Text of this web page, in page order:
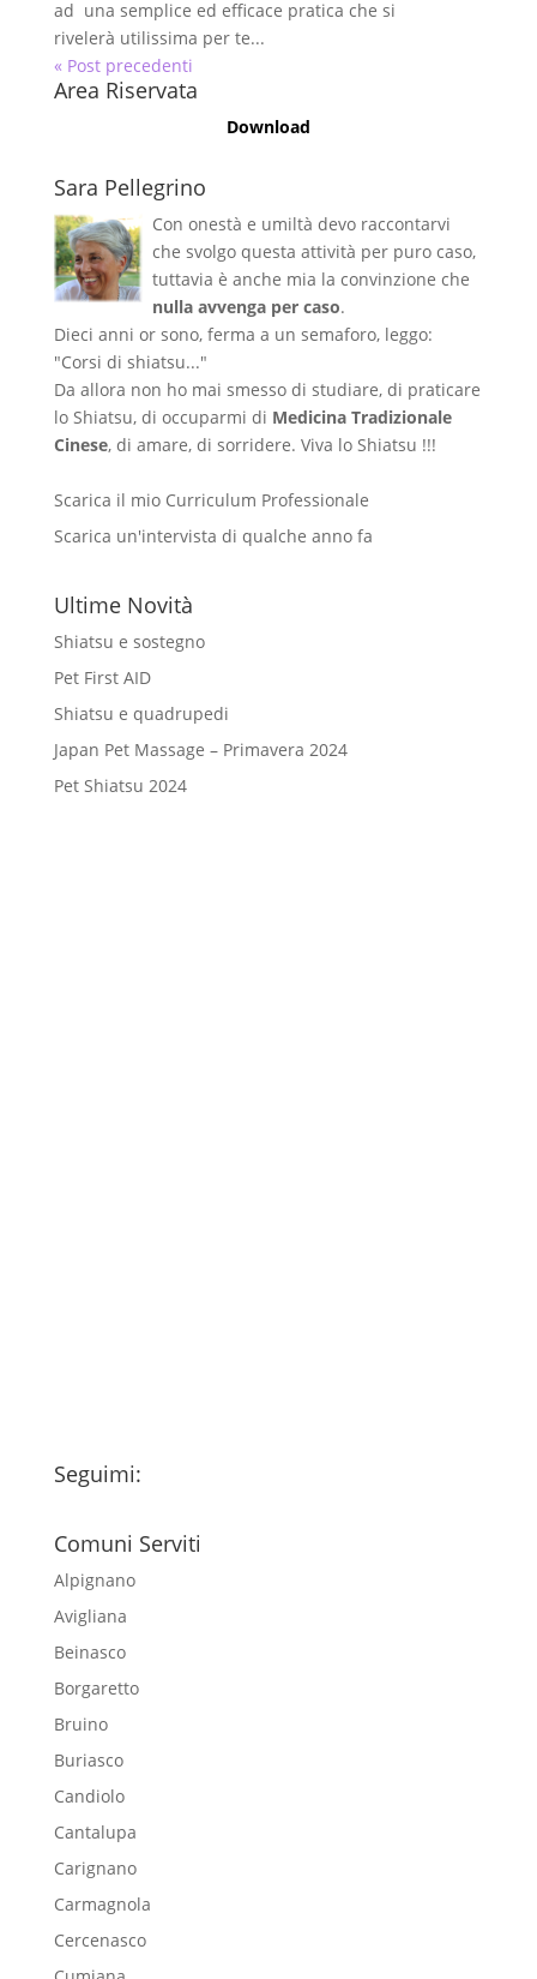
ad una semplice ed efficace pratica che si
rivelerà utilissima per te...
« Post precedenti
Area Riservata
Download
Sara Pellegrino
Con onestà e umiltà devo raccontarvi
che svolgo questa attività per puro caso,
tuttavia è anche mia la convinzione che
nulla avvenga per caso.
Dieci anni or sono, ferma a un semaforo, leggo:
"Corsi di shiatsu..."
Da allora non ho mai smesso di studiare, di praticare
lo Shiatsu, di occuparmi di Medicina Tradizionale
Cinese, di amare, di sorridere. Viva lo Shiatsu !!!
Scarica il mio Curriculum Professionale
Scarica un'intervista di qualche anno fa
Ultime Novità
Shiatsu e sostegno
Pet First AID
Shiatsu e quadrupedi
Japan Pet Massage – Primavera 2024
Pet Shiatsu 2024
Seguimi:
Comuni Serviti
Alpignano
Avigliana
Beinasco
Borgaretto
Bruino
Buriasco
Candiolo
Cantalupa
Carignano
Carmagnola
Cercenasco